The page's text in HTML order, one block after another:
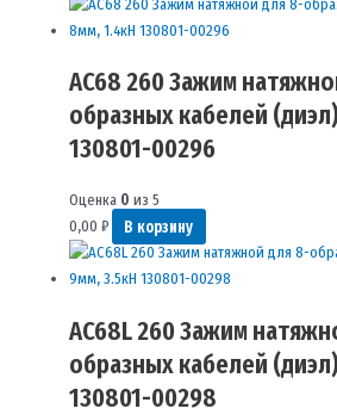
AC68 260 Зажим
образных кабелей
130801-00296
Оценка 0 из 5
0,00 ₽ В корзину
AC68L 260 Зажим
образных кабелей
130801-00298